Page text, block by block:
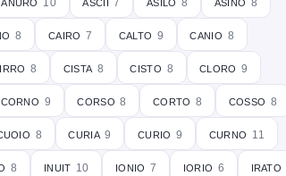
10 7 8 8
8 cairo 7 calto 9 canio 8
8 cista 8 cisto 8 cloro 9
corno 9 corso 8 corto 8 cosso 8
8 curia 9 curio 9 curno 11
8 inuit 10 ionio 7 iorio 6 irato